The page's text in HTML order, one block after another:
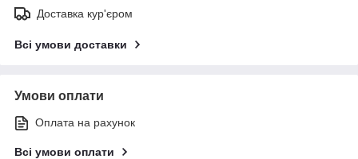
Доставка кур'єром
Всі умови доставки
Умови оплати
Оплата на рахунок
Всі умови оплати